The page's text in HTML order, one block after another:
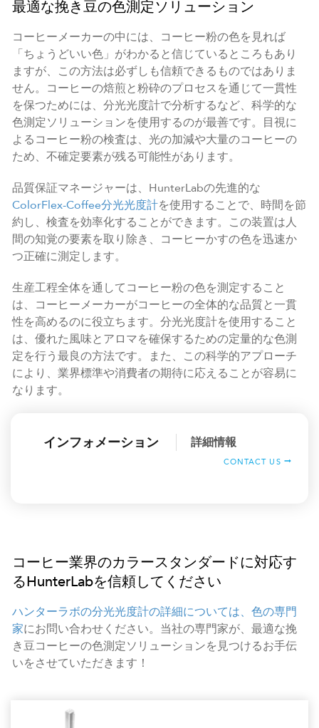
最適な挽き豆の色測定ソリューション
コーヒーメーカーの中には、コーヒー粉の色を見れば
「ちょうどいい色」がわかると信じているところもあり
ますが、この方法は必ずしも信頼できるものではありま
せん。コーヒーの焙煎と粉砕のプロセスを通じて一貫性
を保つためには、分光光度計で分析するなど、科学的な
色測定ソリューションを使用するのが最善です。目視に
よるコーヒー粉の検査は、光の加減や大量のコーヒーの
ため、不確定要素が残る可能性があります。
品質保証マネージャーは、HunterLabの先進的な
ColorFlex-Coffee分光光度計を使用することで、時間を節
約し、検査を効率化することができます。この装置は人
間の知覚の要素を取り除き、コーヒーかすの色を迅速か
つ正確に測定します。
生産工程全体を通してコーヒー粉の色を測定すること
は、コーヒーメーカーがコーヒーの全体的な品質と一貫
性を高めるのに役立ちます。分光光度計を使用すること
は、優れた風味とアロマを確保するための定量的な色測
定を行う最良の方法です。また、この科学的アプローチ
により、業界標準や消費者の期待に応えることが容易に
なります。
インフォメーション 詳細情報
CONTACT US
コーヒー業界のカラースタンダードに対応す
るHunterLabを信頼してください
ハンターラボの分光光度計の詳細については、色の専門
家にお問い合わせください。当社の専門家が、最適な挽
き豆コーヒーの色測定ソリューションを見つけるお手伝
いをさせていただきます！